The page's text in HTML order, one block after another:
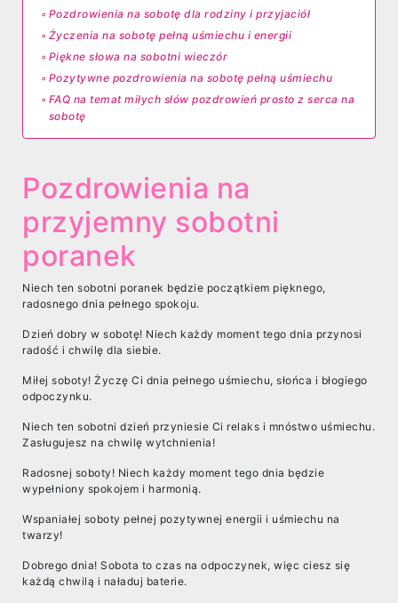
Pozdrowienia na sobotę dla rodziny i przyjaciół
Życzenia na sobotę pełną uśmiechu i energii
Piękne słowa na sobotni wieczór
Pozytywne pozdrowienia na sobotę pełną uśmiechu
FAQ na temat miłych słów pozdrowień prosto z serca na
sobotę
Pozdrowienia na
przyjemny sobotni
poranek
Niech ten sobotni poranek będzie początkiem pięknego,
radosnego dnia pełnego spokoju.
Dzień dobry w sobotę! Niech każdy moment tego dnia przynosi
radość i chwilę dla siebie.
Miłej soboty! Życzę Ci dnia pełnego uśmiechu, słońca i błogiego
odpoczynku.
Niech ten sobotni dzień przyniesie Ci relaks i mnóstwo uśmiechu.
Zasługujesz na chwilę wytchnienia!
Radosnej soboty! Niech każdy moment tego dnia będzie
wypełniony spokojem i harmonią.
Wspaniałej soboty pełnej pozytywnej energii i uśmiechu na
twarzy!
Dobrego dnia! Sobota to czas na odpoczynek, więc ciesz się
każdą chwilą i naładuj baterie.